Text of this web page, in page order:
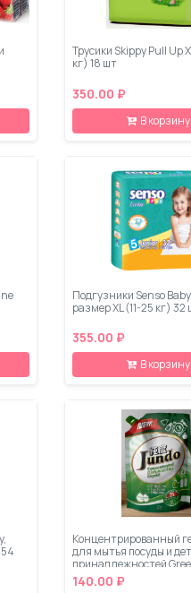
Трусики Skippy Pull Up
кг) 18 шт
350.00 ₽
В корзину
Подгузники Senso
размер XL (11-25 кг) 32
355.00 ₽
В корзину
Концентрированный
для мытья посуды и
принадлежностей
Mint, 800 мл
140.00 ₽